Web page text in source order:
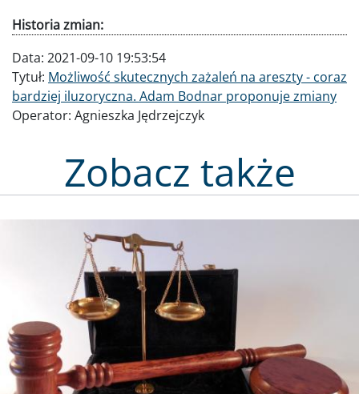
Historia zmian:
Data: 2021-09-10 19:53:54
Tytuł: Możliwość skutecznych zażaleń na areszty - coraz
bardziej iluzoryczna. Adam Bodnar proponuje zmiany
Operator: Agnieszka Jędrzejczyk
Zobacz także